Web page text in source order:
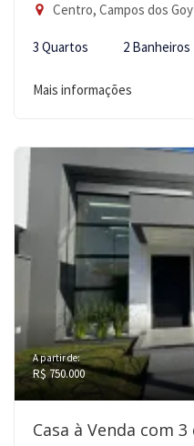
Centro, Campos dos
3 Quartos 2 Banheiros
Mais informações
A partir de:
R$ 750.000
Casa à Venda com